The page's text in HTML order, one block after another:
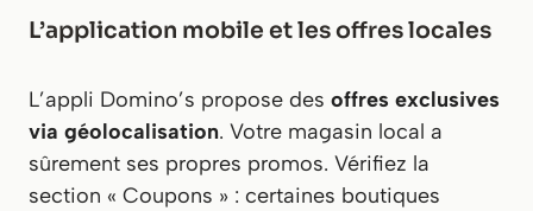
L’application mobile et les offres locales
L’appli Domino’s propose des offres exclusives
via géolocalisation. Votre magasin local a
sûrement ses propres promos. Vérifiez la
section « Coupons » : certaines boutiques